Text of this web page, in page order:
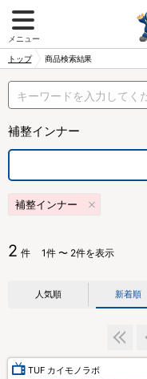
メニュー
トップ 商品検索結果
補整インナー
補整インナー
2 件 1件 〜 2件を表示
人気順 新着順
TUF カイモノラボ